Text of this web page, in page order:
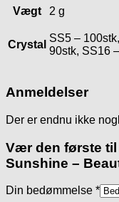
Vægt 2 g
Crystal
SS5 –
90stk, SS16
Anmeldelser
Der er endnu ikke
Vær den første til
Sunshine –
Din bedømmelse *